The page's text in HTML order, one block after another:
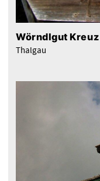
Wörndlgut Kreuz
Thalgau